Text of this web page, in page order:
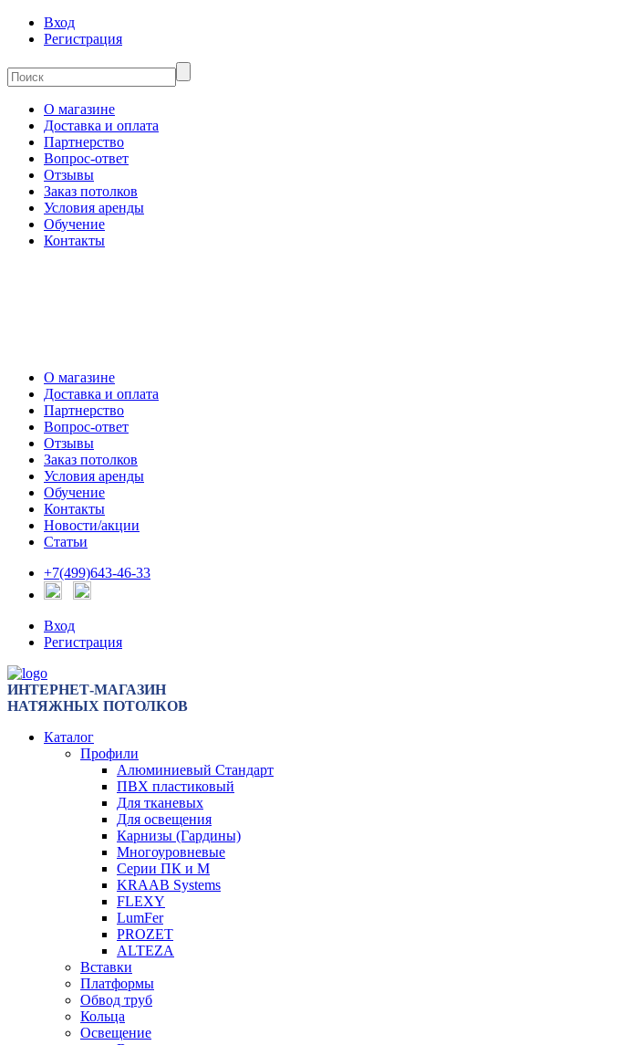
Вход
Регистрация
О магазине
Доставка и оплата
Партнерство
Вопрос-ответ
Отзывы
Заказ потолков
Условия аренды
Обучение
Контакты
О магазине
Доставка и оплата
Партнерство
Вопрос-ответ
Отзывы
Заказ потолков
Условия аренды
Обучение
Контакты
Новости/акции
Статьи
+7(499)643-46-33
Вход
Регистрация
ИНТЕРНЕТ-МАГАЗИН
НАТЯЖНЫХ ПОТОЛКОВ
Каталог
Профили
Алюминиевый Стандарт
ПВХ пластиковый
Для тканевых
Для освещения
Карнизы (Гардины)
Многоуровневые
Серии ПК и М
KRAAB Systems
FLEXY
LumFer
PROZET
ALTEZA
Вставки
Платформы
Обвод труб
Кольца
Освещение